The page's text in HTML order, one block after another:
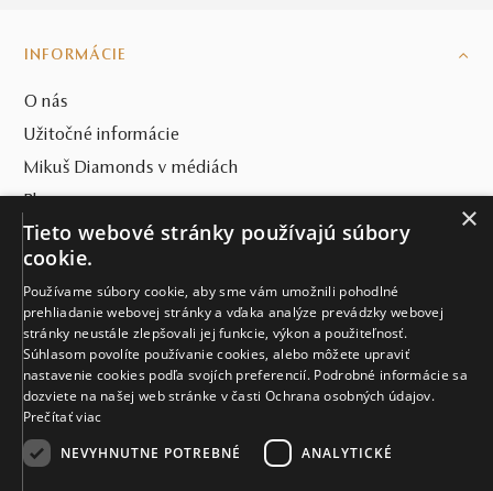
INFORMÁCIE
O nás
Užitočné informácie
Mikuš Diamonds v médiách
Blog
SVET MIKUŠ DIAMONDS
VŠETKO O NÁKUPE
KONTAKT
Naše klenotníctva
Sídlo spoločnosti
×
Tieto webové stránky používajú súbory
cookie.
Používame súbory cookie, aby sme vám umožnili pohodlné
prehliadanie webovej stránky a vďaka analýze prevádzky webovej
stránky neustále zlepšovali jej funkcie, výkon a použiteľnosť.
Súhlasom povolíte používanie cookies, alebo môžete upraviť
nastavenie cookies podľa svojích preferencií. Podrobné informácie sa
dozviete na našej web stránke v časti Ochrana osobných údajov.
Prečítať viac
NEVYHNUTNE POTREBNÉ
ANALYTICKÉ